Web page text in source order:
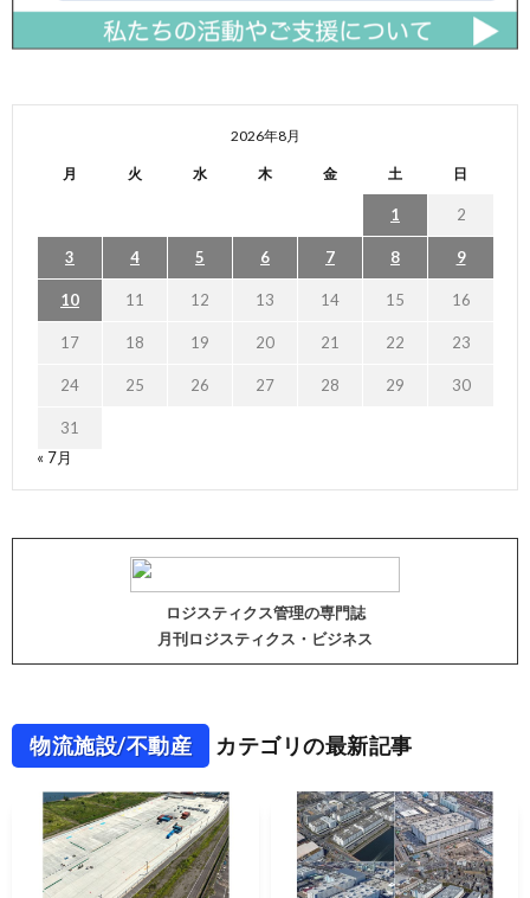
2026年8月
月 火 水 木 金 土 日
1 2
3 4 5 6 7 8 9
10 11 12 13 14 15 16
17 18 19 20 21 22 23
24 25 26 27 28 29 30
31
« 7月
ロジスティクス管理の専門誌
月刊ロジスティクス・ビジネス
物流施設/不動産 カテゴリの最新記事